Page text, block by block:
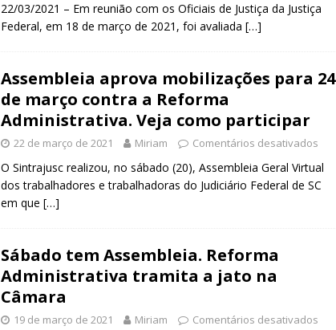
22/03/2021 – Em reunião com os Oficiais de Justiça da Justiça
Federal, em 18 de março de 2021, foi avaliada […]
Assembleia aprova mobilizações para 24
de março contra a Reforma
Administrativa. Veja como participar
22 de março de 2021 Miriam Comentários desativados
O Sintrajusc realizou, no sábado (20), Assembleia Geral Virtual
dos trabalhadores e trabalhadoras do Judiciário Federal de SC
em que […]
Sábado tem Assembleia. Reforma
Administrativa tramita a jato na
Câmara
19 de março de 2021 Miriam Comentários desativados